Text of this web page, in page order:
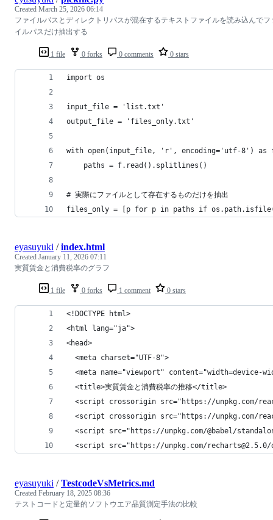
1 file 0 forks 0 comments 0 stars
Created March 25, 2026 06:14
ファイルパスとディレクトリパスが混在するテキストファイルを読み込んでフ
イルパスだけ抽出する
import os
input_file = 'list.txt'
output_file = 'files_only.txt'
with open(input_file, 'r', encoding='utf-8') as
    paths = f.read().splitlines()
# 実際にファイルとして存在するものだけを抽出
files_only = [p for p in paths if
1 file 0 forks 1 comment 0 stars
eyasuyuki /index.html
Created January 11, 2026 07:11
実質賃金と消費税率のグラフ
<!DOCTYPE html>
<html lang="ja">
<head>
  <meta charset="UTF-8">
<meta name="viewport" content="width=device-
  <title>実質賃金と消費税率の推移</title>
<script crossorigin src="https://unpkg.com/
<script crossorigin src="https://unpkg.com/
<script src="https://unpkg.com/@babel/
<script src="https://unpkg.com/
eyasuyuki /TestcodeVsMetrics.md
Created February 18, 2025 08:36
テストコードと定量的ソフトウエア品質測定手法の比較